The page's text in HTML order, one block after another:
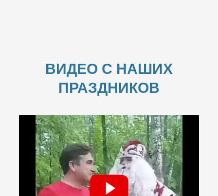
ВИДЕО С НАШИХ
ПРАЗДНИКОВ